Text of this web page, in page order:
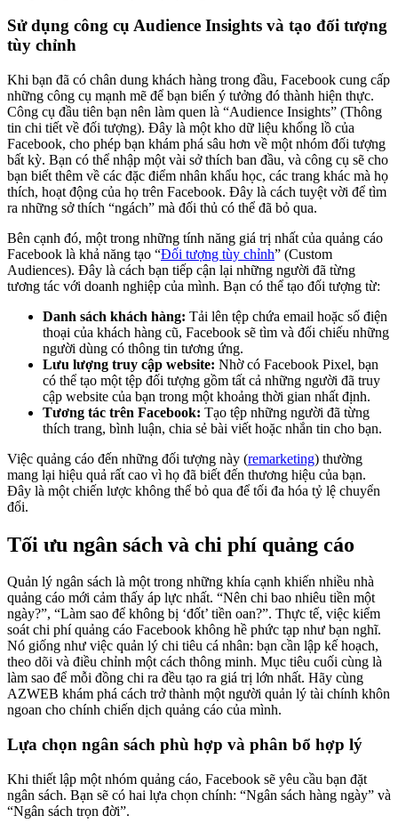
Sử dụng công cụ Audience Insights và tạo đối tượng
tùy chỉnh
Khi bạn đã có chân dung khách hàng trong đầu, Facebook cung cấp
những công cụ mạnh mẽ để bạn biến ý tưởng đó thành hiện thực.
Công cụ đầu tiên bạn nên làm quen là “Audience Insights” (Thông
tin chi tiết về đối tượng). Đây là một kho dữ liệu khổng lồ của
Facebook, cho phép bạn khám phá sâu hơn về một nhóm đối tượng
bất kỳ. Bạn có thể nhập một vài sở thích ban đầu, và công cụ sẽ cho
bạn biết thêm về các đặc điểm nhân khẩu học, các trang khác mà họ
thích, hoạt động của họ trên Facebook. Đây là cách tuyệt vời để tìm
ra những sở thích “ngách” mà đối thủ có thể đã bỏ qua.
Bên cạnh đó, một trong những tính năng giá trị nhất của quảng cáo
Facebook là khả năng tạo “Đối tượng tùy chỉnh” (Custom
Audiences). Đây là cách bạn tiếp cận lại những người đã từng
tương tác với doanh nghiệp của mình. Bạn có thể tạo đối tượng từ:
Danh sách khách hàng: Tải lên tệp chứa email hoặc số điện
thoại của khách hàng cũ, Facebook sẽ tìm và đối chiếu những
người dùng có thông tin tương ứng.
Lưu lượng truy cập website: Nhờ có Facebook Pixel, bạn
có thể tạo một tệp đối tượng gồm tất cả những người đã truy
cập website của bạn trong một khoảng thời gian nhất định.
Tương tác trên Facebook: Tạo tệp những người đã từng
thích trang, bình luận, chia sẻ bài viết hoặc nhắn tin cho bạn.
Việc quảng cáo đến những đối tượng này (remarketing) thường
mang lại hiệu quả rất cao vì họ đã biết đến thương hiệu của bạn.
Đây là một chiến lược không thể bỏ qua để tối đa hóa tỷ lệ chuyển
đổi.
Tối ưu ngân sách và chi phí quảng cáo
Quản lý ngân sách là một trong những khía cạnh khiến nhiều nhà
quảng cáo mới cảm thấy áp lực nhất. “Nên chi bao nhiêu tiền một
ngày?”, “Làm sao để không bị ‘đốt’ tiền oan?”. Thực tế, việc kiểm
soát chi phí quảng cáo Facebook không hề phức tạp như bạn nghĩ.
Nó giống như việc quản lý chi tiêu cá nhân: bạn cần lập kế hoạch,
theo dõi và điều chỉnh một cách thông minh. Mục tiêu cuối cùng là
làm sao để mỗi đồng chi ra đều tạo ra giá trị lớn nhất. Hãy cùng
AZWEB khám phá cách trở thành một người quản lý tài chính khôn
ngoan cho chính chiến dịch quảng cáo của mình.
Lựa chọn ngân sách phù hợp và phân bổ hợp lý
Khi thiết lập một nhóm quảng cáo, Facebook sẽ yêu cầu bạn đặt
ngân sách. Bạn sẽ có hai lựa chọn chính: “Ngân sách hàng ngày” và
“Ngân sách trọn đời”.